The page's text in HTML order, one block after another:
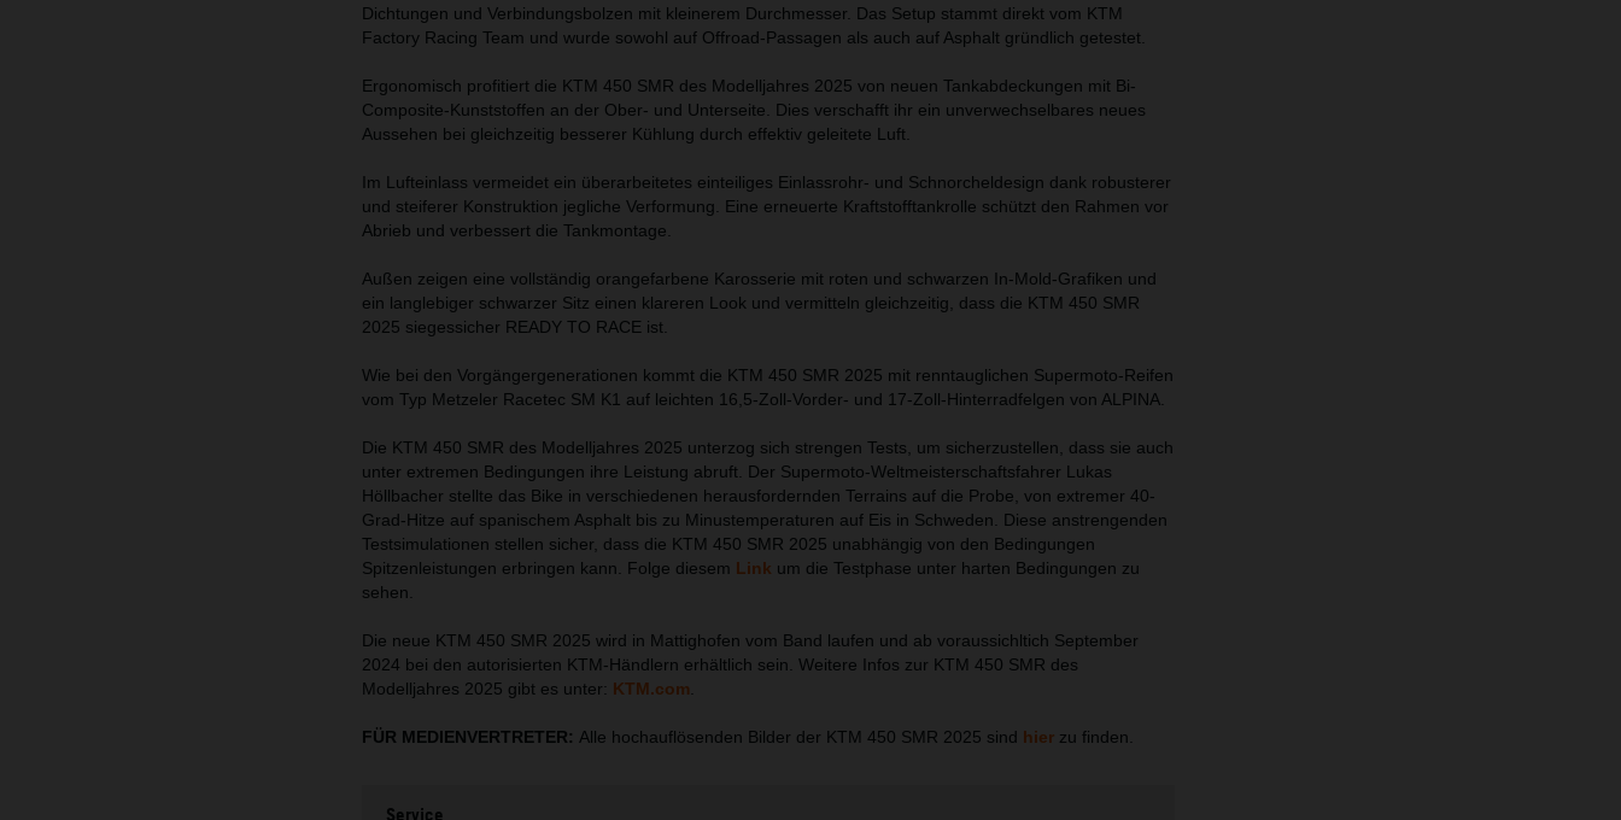
Dichtungen und Verbindungsbolzen mit kleinerem Durchmesser. Das Setup stammt direkt vom KTM
Factory Racing Team und wurde sowohl auf Offroad-Passagen als auch auf Asphalt gründlich getestet.
Ergonomisch profitiert die KTM 450 SMR des Modelljahres 2025 von neuen Tankabdeckungen mit Bi-
Composite-Kunststoffen an der Ober- und Unterseite. Dies verschafft ihr ein unverwechselbares neues
Aussehen bei gleichzeitig besserer Kühlung durch effektiv geleitete Luft.
Im Lufteinlass vermeidet ein überarbeitetes einteiliges Einlassrohr- und Schnorcheldesign dank robusterer
und steiferer Konstruktion jegliche Verformung. Eine erneuerte Kraftstofftankrolle schützt den Rahmen vor
Abrieb und verbessert die Tankmontage.
Außen zeigen eine vollständig orangefarbene Karosserie mit roten und schwarzen In-Mold-Grafiken und
ein langlebiger schwarzer Sitz einen klareren Look und vermitteln gleichzeitig, dass die KTM 450 SMR
2025 siegessicher READY TO RACE ist.
Wie bei den Vorgängergenerationen kommt die KTM 450 SMR 2025 mit renntauglichen Supermoto-Reifen
vom Typ Metzeler Racetec SM K1 auf leichten 16,5-Zoll-Vorder- und 17-Zoll-Hinterradfelgen von ALPINA.
Die KTM 450 SMR des Modelljahres 2025 unterzog sich strengen Tests, um sicherzustellen, dass sie auch
unter extremen Bedingungen ihre Leistung abruft. Der Supermoto-Weltmeisterschaftsfahrer Lukas
Höllbacher stellte das Bike in verschiedenen herausfordernden Terrains auf die Probe, von extremer 40-
Grad-Hitze auf spanischem Asphalt bis zu Minustemperaturen auf Eis in Schweden. Diese anstrengenden
Testsimulationen stellen sicher, dass die KTM 450 SMR 2025 unabhängig von den Bedingungen
Spitzenleistungen erbringen kann. Folge diesem Link um die Testphase unter harten Bedingungen zu
sehen.
Die neue KTM 450 SMR 2025 wird in Mattighofen vom Band laufen und ab voraussichltich September
2024 bei den autorisierten KTM-Händlern erhältlich sein. Weitere Infos zur KTM 450 SMR des
Modelljahres 2025 gibt es unter: KTM.com
FÜR MEDIENVERTRETER: Alle hochauflösenden Bilder der KTM 450 SMR 2025 sind hier zu finden.
Service